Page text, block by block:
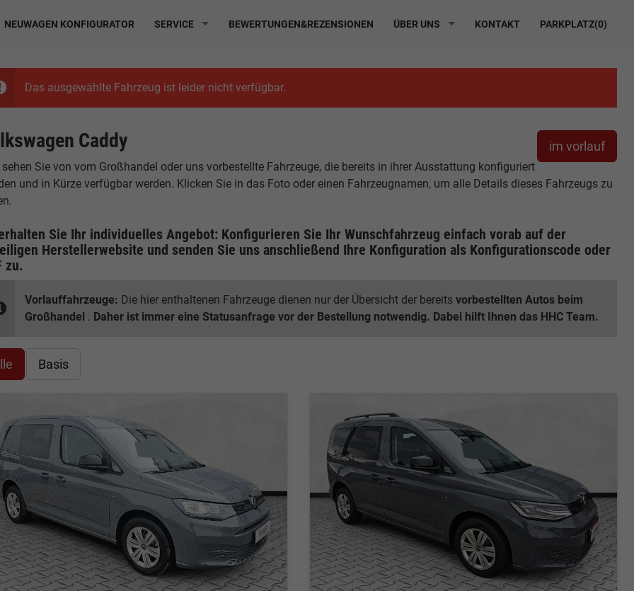
NEUWAGEN KONFIGURATOR SERVICE BEWERTUNGEN&REZENSIONEN ÜBER UNS KONTAKT PARKPLATZ(0)
Das ausgewählte Fahrzeug ist leider nicht verfügbar.
im vorlauf
Caddy
sehen Sie von vom Großhandel oder uns vorbestellte Fahrzeuge, die bereits in ihrer Ausstattung konfiguriert
und in Kürze verfügbar werden. Klicken Sie in das Foto oder einen Fahrzeugnamen, um alle Details dieses Fahrzeugs zu
Sie Ihr individuelles Angebot: Konfigurieren Sie Ihr Wunschfahrzeug einfach vorab auf der
Herstellerwebsite und senden Sie uns anschließend Ihre Konfiguration als Konfigurationscode oder
zu.
Vorlauffahrzeuge: Die hier enthaltenen Fahrzeuge dienen nur der Übersicht der bereitsvorbestellten Autos beim
Großhandel . Daher ist immer eine Statusanfrage vor der Bestellung notwendig. Dabei hilft Ihnen das HHC Team.
Basis